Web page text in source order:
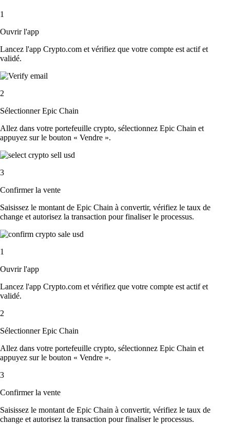
1
Ouvrir l'app
Lancez l'app Crypto.com et vérifiez que votre compte est actif et
validé.
2
Sélectionner Epic Chain
Allez dans votre portefeuille crypto, sélectionnez Epic Chain et
appuyez sur le bouton « Vendre ».
3
Confirmer la vente
Saisissez le montant de Epic Chain à convertir, vérifiez le taux de
change et autorisez la transaction pour finaliser le processus.
1
Ouvrir l'app
Lancez l'app Crypto.com et vérifiez que votre compte est actif et
validé.
2
Sélectionner Epic Chain
Allez dans votre portefeuille crypto, sélectionnez Epic Chain et
appuyez sur le bouton « Vendre ».
3
Confirmer la vente
Saisissez le montant de Epic Chain à convertir, vérifiez le taux de
change et autorisez la transaction pour finaliser le processus.